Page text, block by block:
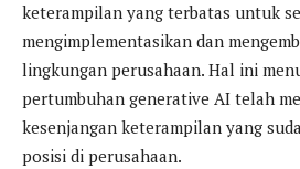
keterampilan yang terbatas untuk
mengimplementasikan dan
lingkungan perusahaan. Hal ini
pertumbuhan generative AI telah
kesenjangan keterampilan yang
posisi di perusahaan.